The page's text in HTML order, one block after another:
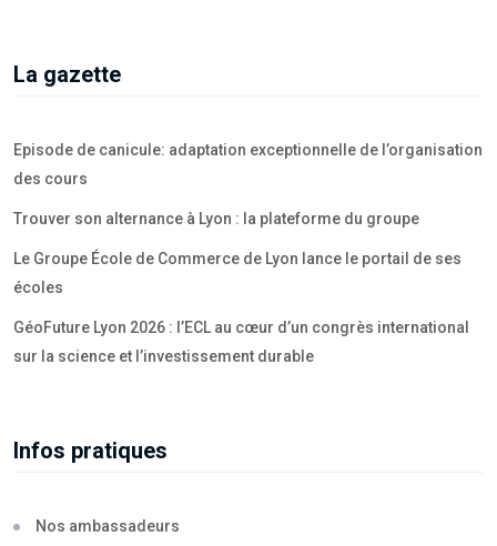
La gazette
Episode de canicule: adaptation exceptionnelle de l’organisation
des cours
Trouver son alternance à Lyon : la plateforme du groupe
Le Groupe École de Commerce de Lyon lance le portail de ses
écoles
GéoFuture Lyon 2026 : l’ECL au cœur d’un congrès international
sur la science et l’investissement durable
Infos pratiques
Nos ambassadeurs